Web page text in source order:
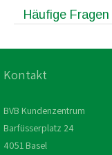
Häufige Fragen
Kontakt
BVB Kundenzentrum
Barfüsserplatz 24
4051 Basel